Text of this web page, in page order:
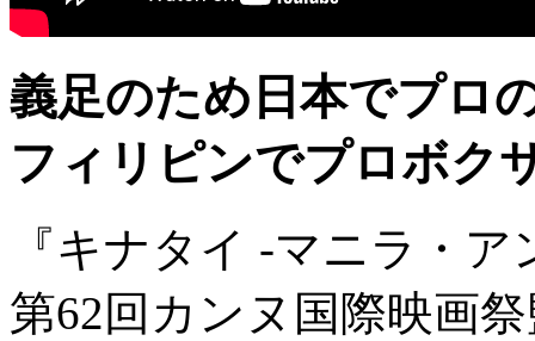
義足のため日本でプロ
フィリピンでプロボク
『キナタイ -マニラ・
第62回カンヌ国際映画